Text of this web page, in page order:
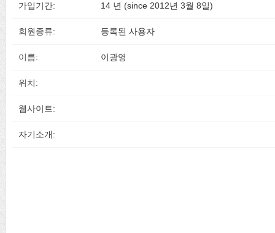
가입기간: 14 년 (since 2012년 3월 8일)
회원종류: 등록된 사용자
이름: 이광영
위치:
웹사이트:
자기소개: